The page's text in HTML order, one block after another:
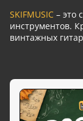
SKIFMUSIC – это
инструментов.
винтажных